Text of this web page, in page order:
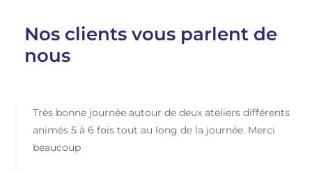
Nos clients vous parlent de
nous
Très bonne journée autour de deux ateliers différents
animés 5 à 6 fois tout au long de la journée. Merci
beaucoup